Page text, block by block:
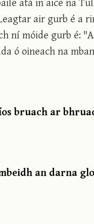
air gurb é a
ní móide gurb é:
ó oineach na
bruach ar
an darna